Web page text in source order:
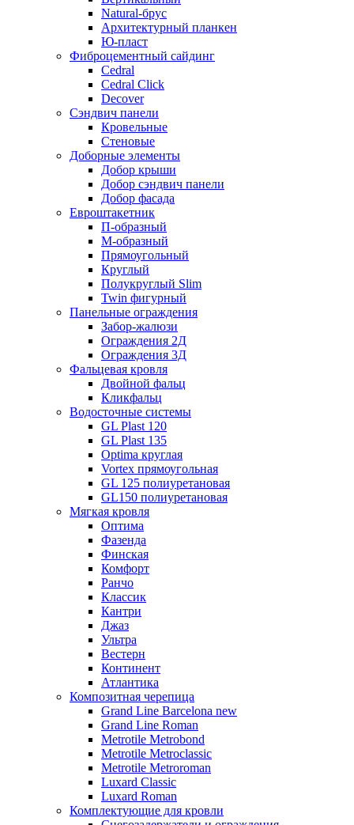
Natural-брус
Архитектурный планкен
Ю-пласт
Фиброцементный сайдинг
Cedral
Cedral Click
Decover
Сэндвич панели
Кровельные
Стеновые
Доборные элементы
Добор крыши
Добор сэндвич панели
Добор фасада
Евроштакетник
П-образный
М-образный
Прямоугольный
Круглый
Полукруглый Slim
Twin фигурный
Панельные ограждения
Забор-жалюзи
Ограждения 2Д
Ограждения 3Д
Фальцевая кровля
Двойной фальц
Кликфальц
Водосточные системы
GL Plast 120
GL Plast 135
Optima круглая
Vortex прямоугольная
GL 125 полиуретановая
GL150 полиуретановая
Мягкая кровля
Оптима
Фазенда
Финская
Комфорт
Ранчо
Классик
Кантри
Джаз
Ультра
Вестерн
Континент
Атлантика
Композитная черепица
Grand Line Barcelona new
Grand Line Roman
Metrotile Metrobond
Metrotile Metroclassic
Metrotile Metroroman
Luxard Classic
Luxard Roman
Комплектующие для кровли